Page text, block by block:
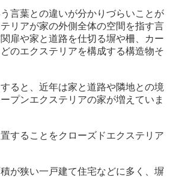
言葉との違いが分かりづらいことが
リアが家の外側全体の空間を指す言
扉や家と道路を仕切る塀や柵、カー
のエクステリアを構成する構造物そ
ると、近年は家と道路や隣地との境
プンエクステリアの家が増えていま
することをクローズドエクステリア
が狭い一戸建て住宅などに多く、塀